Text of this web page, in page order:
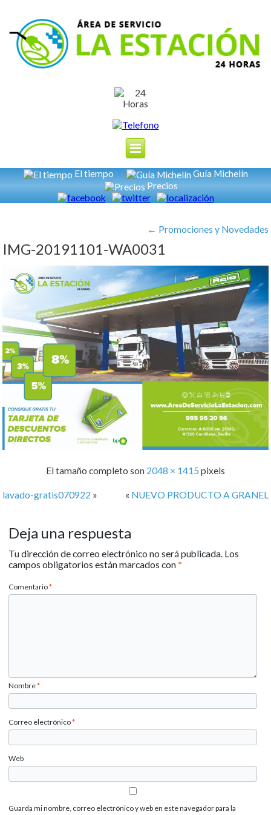
El tiempo
Guía Michelín
Precios
← Promociones y Novedades
IMG-20191101-WA0031
El tamaño completo son 2048 × 1415 pixels
lavado-gratis070922 » « NUEVO PRODUCTO A GRANEL
Deja una respuesta
Tu dirección de correo electrónico no será publicada. Los
campos obligatorios están marcados con *
Comentario*
Nombre*
Correo electrónico*
Web
Guarda mi nombre, correo electrónico y web en este navegador para la